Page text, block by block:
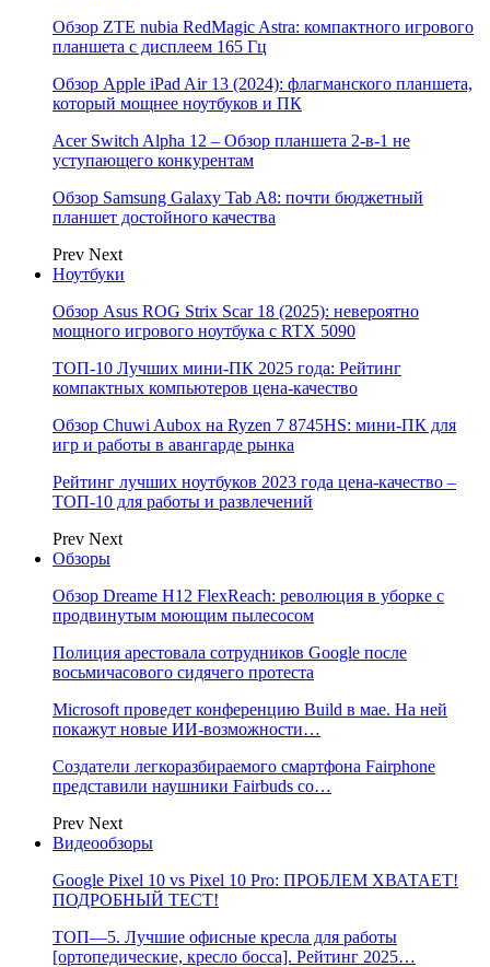
Обзор ZTE nubia RedMagic Astra: компактного игрового
планшета с дисплеем 165 Гц
Обзор Apple iPad Air 13 (2024): флагманского планшета,
который мощнее ноутбуков и ПК
Acer Switch Alpha 12 – Обзор планшета 2-в-1 не
уступающего конкурентам
Обзор Samsung Galaxy Tab A8: почти бюджетный
планшет достойного качества
Prev Next
Ноутбуки
Обзор Asus ROG Strix Scar 18 (2025): невероятно
мощного игрового ноутбука с RTX 5090
ТОП-10 Лучших мини-ПК 2025 года: Рейтинг
компактных компьютеров цена-качество
Обзор Chuwi Aubox на Ryzen 7 8745HS: мини-ПК для
игр и работы в авангарде рынка
Рейтинг лучших ноутбуков 2023 года цена-качество –
ТОП-10 для работы и развлечений
Prev Next
Обзоры
Обзор Dreame H12 FlexReach: революция в уборке с
продвинутым моющим пылесосом
Полиция арестовала сотрудников Google после
восьмичасового сидячего протеста
Microsoft проведет конференцию Build в мае. На ней
покажут новые ИИ-возможности…
Создатели легкоразбираемого смартфона Fairphone
представили наушники Fairbuds со…
Prev Next
Видеообзоры
Google Pixel 10 vs Pixel 10 Pro: ПРОБЛЕМ ХВАТАЕТ!
ПОДРОБНЫЙ ТЕСТ!
ТОП—5. Лучшие офисные кресла для работы
[ортопедические, кресло босса]. Рейтинг 2025…